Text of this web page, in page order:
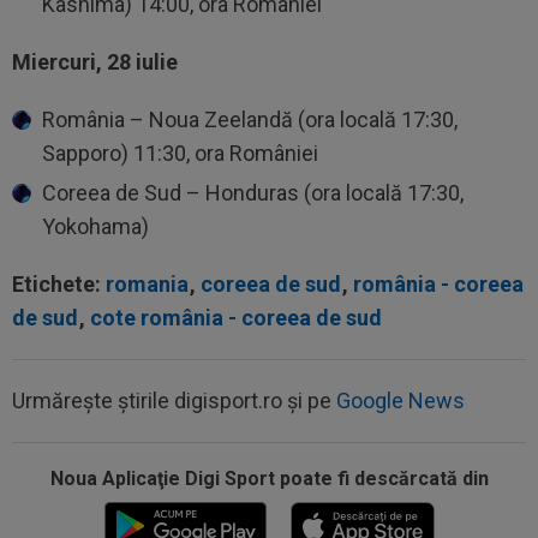
Miercuri, 28 iulie
România – Noua Zeelandă (ora locală 17:30,
Sapporo) 11:30, ora României
Coreea de Sud – Honduras (ora locală 17:30,
Yokohama)
Etichete: romania, coreea de sud, românia - coreea
de sud, cote românia - coreea de sud
Urmărește știrile digisport.ro și pe Google News
Noua Aplicaţie Digi Sport poate fi descărcată din
13:37 EXCLUSIV
Ilie Dumitrescu l-a găsit vinovat la
FCSB: ”N-ai cum să faci asta. Semnal de...